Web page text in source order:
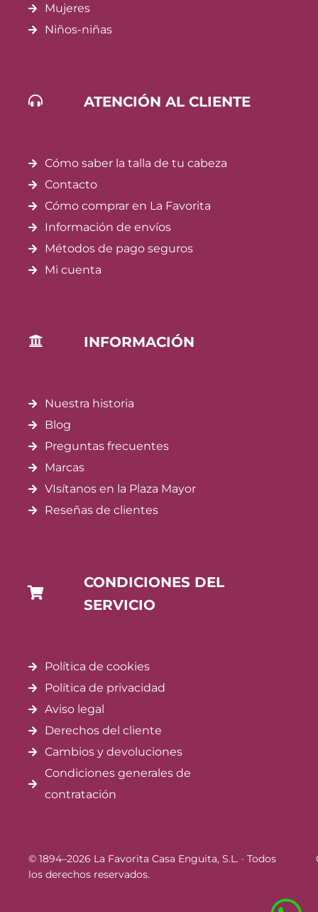
Mujeres
Niños-niñas
ATENCIÓN AL CLIENTE
Cómo saber la talla de tu cabeza
Contacto
Cómo comprar en La Favorita
Información de envíos
Métodos de pago seguros
Mi cuenta
INFORMACIÓN
Nuestra historia
Blog
Preguntas frecuentes
Marcas
VIsítanos en la Plaza Mayor
Reseñas de clientes
CONDICIONES DEL
SERVICIO
Política de cookies
Política de privacidad
Aviso legal
Derechos del cliente
Cambios y devoluciones
Condiciones generales de
contratación
© 1894–2026 La Favorita Casa Enguita, S.L. · Todos
los derechos reservados.